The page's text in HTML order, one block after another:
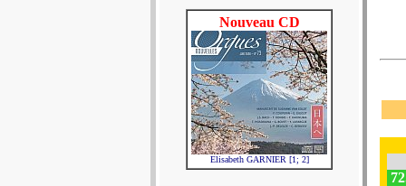
Nouveau CD
Elisabeth GARNIER [1; 2]